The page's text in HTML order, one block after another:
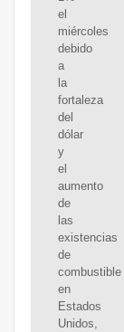
el
miércoles
debido
a
la
fortaleza
del
dólar
y
el
aumento
de
las
existencias
de
combustible
en
Estados
Unidos,